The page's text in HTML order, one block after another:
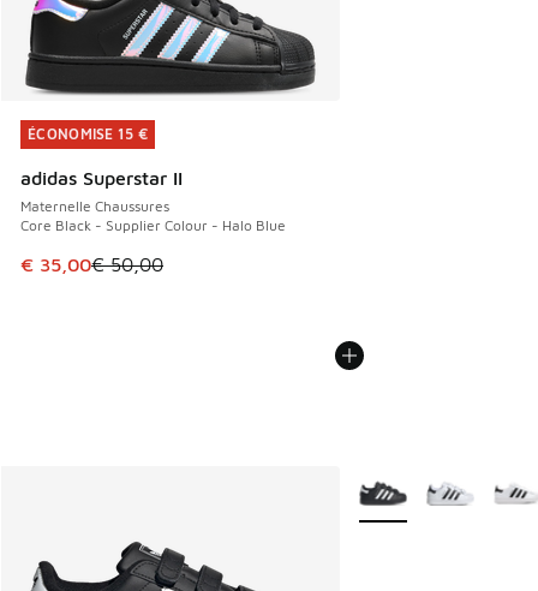
ÉCONOMISE 15 €
adidas Superstar II
Maternelle Chaussures
Core Black - Supplier Colour - Halo Blue
Cet article est en promotion. Prix en baisse de € 50,00 à
€ 35,00€ 50,00
ÉCONOMISE 15 €
Plus de couleurs